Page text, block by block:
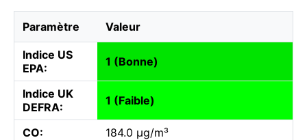
Paramètre Valeur
Indice US
EPA:
1 (Bonne)
Indice UK
DEFRA:
1 (Faible)
CO:
184.0 µg/m³